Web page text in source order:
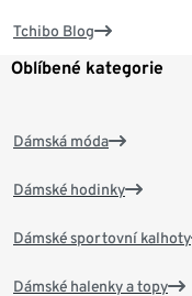
Tchibo Blog
Oblíbené kategorie
Dámská móda
Dámské hodinky
Dámské sportovní kalhoty
Dámské halenky a topy